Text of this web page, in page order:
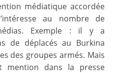
médiatique accordée
au nombre de
Exemple : il y a
de déplacés au Burkina
des groupes armés. Mais
dans la presse